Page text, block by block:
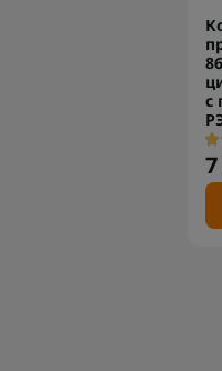
с